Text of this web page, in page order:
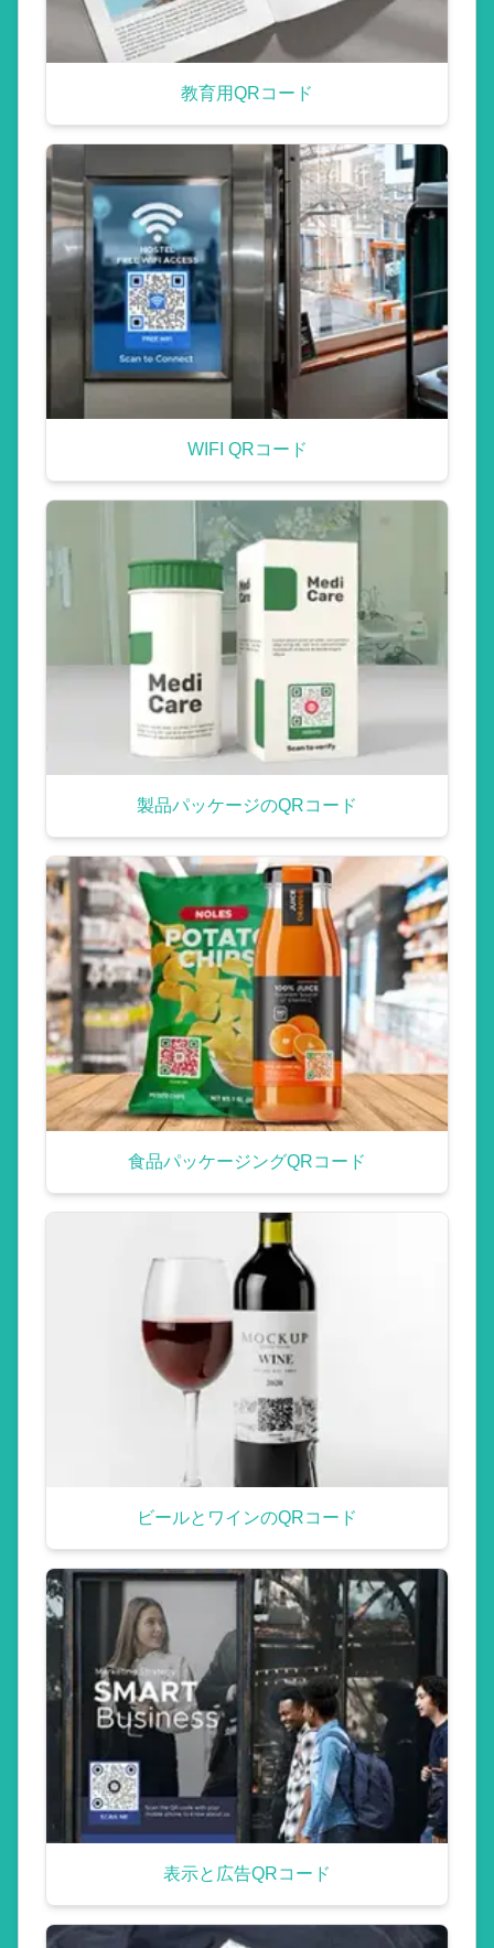
教育用QRコード
WIFI QRコード
製品パッケージのQRコード
食品パッケージングQRコード
ビールとワインのQRコード
表示と広告QRコード